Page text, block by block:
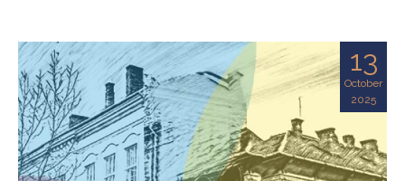
13
October
2025